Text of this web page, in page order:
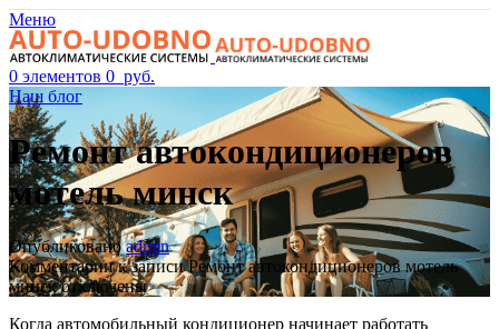
Меню
0 элементов 0 руб.
Наш блог
Ремонт автокондиционеров
мотель минск
Опубликовано admin
Комментариик записи Ремонт автокондиционеров мотель
минскотключены
Когда автомобильный кондиционер начинает работать